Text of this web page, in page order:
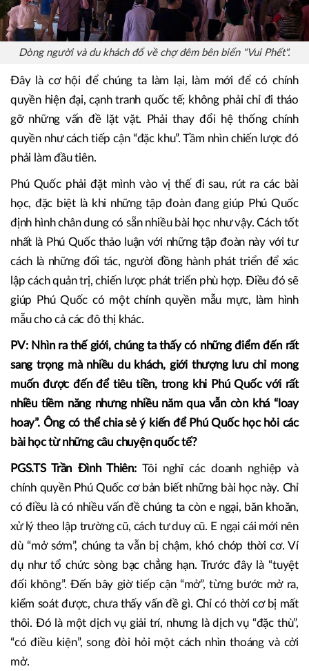
Dòng người và du khách đổ về chợ đêm bên biển "Vui Phết".
quyền hiện đại, cạnh tranh quốc tế; không phải chỉ đi tháo
gỡ những vấn đề lặt vặt. Phải thay đổi hệ thống chính
quyền như cách tiếp cận “đặc khu”. Tầm nhìn chiến lược đó
phải làm đầu tiên.
Phú Quốc phải đặt mình vào vị thế đi sau, rút ra các bài
học, đặc biệt là khi những tập đoàn đang giúp Phú Quốc
định hình chân dung có sẵn nhiều bài học như vậy. Cách tốt
cách là những đối tác, người đồng hành phát triển để xác
lập cách quản trị, chiến lược phát triển phù hợp. Điều đó sẽ
giúp Phú Quốc có một chính quyền mẫu mực, làm hình
mẫu cho cả các đô thị khác.
PV: Nhìn ra thế giới, chúng ta thấy có những điểm đến rất
muốn được đến để tiêu tiền, trong khi Phú Quốc với rất
nhiều tiềm năng nhưng nhiều năm qua vẫn còn khá “loay
hoay”. Ông có thể chia sẻ ý kiến để Phú Quốc học hỏi các
bài học từ những câu chuyện quốc tế?
PGS.TS Trần Đình Thiên: Tôi nghĩ các doanh nghiệp và
chính quyền Phú Quốc cơ bản biết những bài học này. Chỉ
có điều là có nhiều vấn đề chúng ta còn e ngại, băn khoăn,
xử lý theo lập trường cũ, cách tư duy cũ. E ngại cái mới nên
dù “mở sớm”, chúng ta vẫn bị chậm, khó chớp thời cơ. Ví
dụ như tổ chức sòng bạc chẳng hạn. Trước đây là “tuyệt